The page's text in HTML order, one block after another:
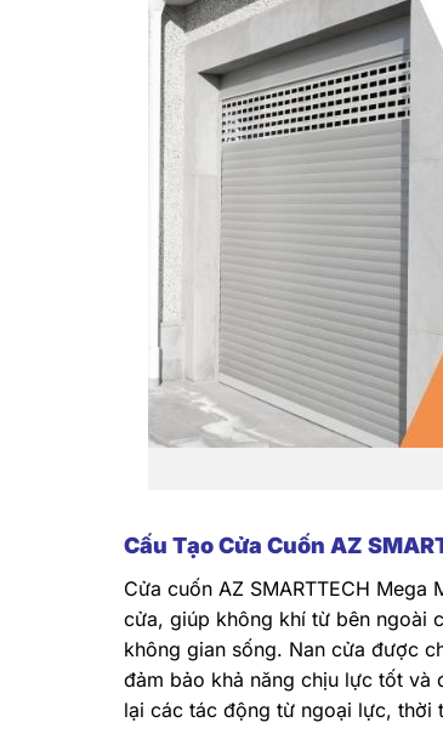
Cấu Tạo Cửa Cuốn AZ
Cửa cuốn AZ SMARTTECH
cửa, giúp không khí từ bên ngoài
không gian sống. Nan cửa được
đảm bảo khả năng chịu lực tốt và
lại các tác động từ ngoại lực, thời